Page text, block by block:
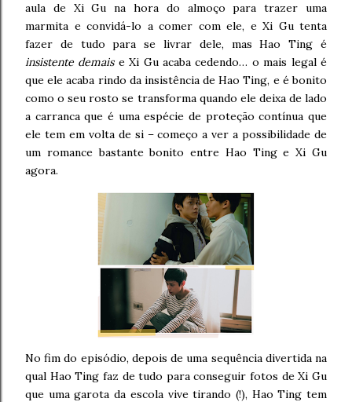
aula de Xi Gu na hora do almoço para trazer uma
marmita e convidá-lo a comer com ele, e Xi Gu tenta
fazer de tudo para se livrar dele, mas Hao Ting é
insistente demaise Xi Gu acaba cedendo… o mais legal é
que ele acaba rindo da insistência de Hao Ting, e é bonito
como o seu rosto se transforma quando ele deixa de lado
a carranca que é uma espécie de proteção contínua que
ele tem em volta de si – começo a ver a possibilidade de
um romance bastante bonito entre Hao Ting e Xi Gu
agora.
No fim do episódio, depois de uma sequência divertida na
qual Hao Ting faz de tudo para conseguir fotos de Xi Gu
que uma garota da escola vive tirando (!), Hao Ting tem